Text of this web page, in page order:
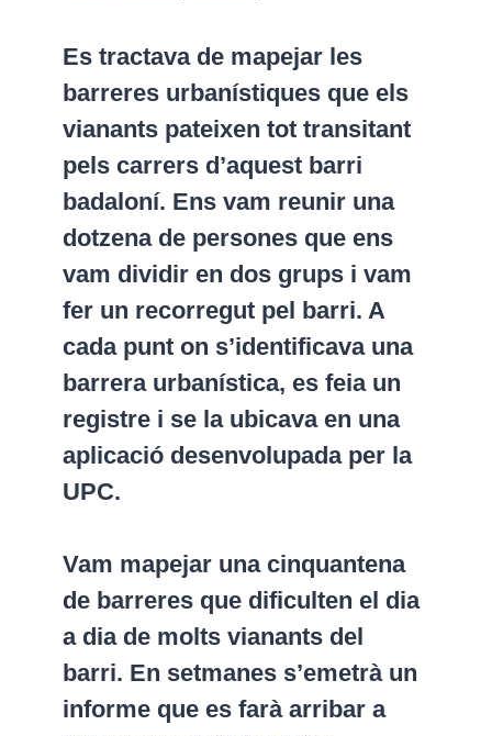
Es tractava de mapejar les
barreres urbanístiques que els
vianants pateixen tot transitant
pels carrers d’aquest barri
badaloní. Ens vam reunir una
dotzena de persones que ens
vam dividir en dos grups i vam
fer un recorregut pel barri. A
cada punt on s’identificava una
barrera urbanística, es feia un
registre i se la ubicava en una
aplicació desenvolupada per la
UPC.
Vam mapejar una cinquantena
de barreres que dificulten el dia
a dia de molts vianants del
barri. En setmanes s’emetrà un
informe que es farà arribar a